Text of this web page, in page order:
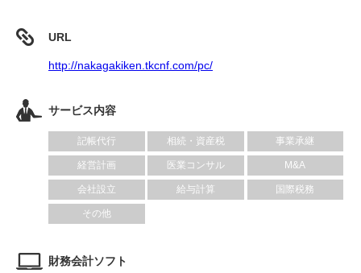
URL
http://nakagakiken.tkcnf.com/pc/
サービス内容
記帳代行 相続・資産税 事業承継
経営計画 医業コンサル M&A
会社設立 給与計算 国際税務
その他
財務会計ソフト